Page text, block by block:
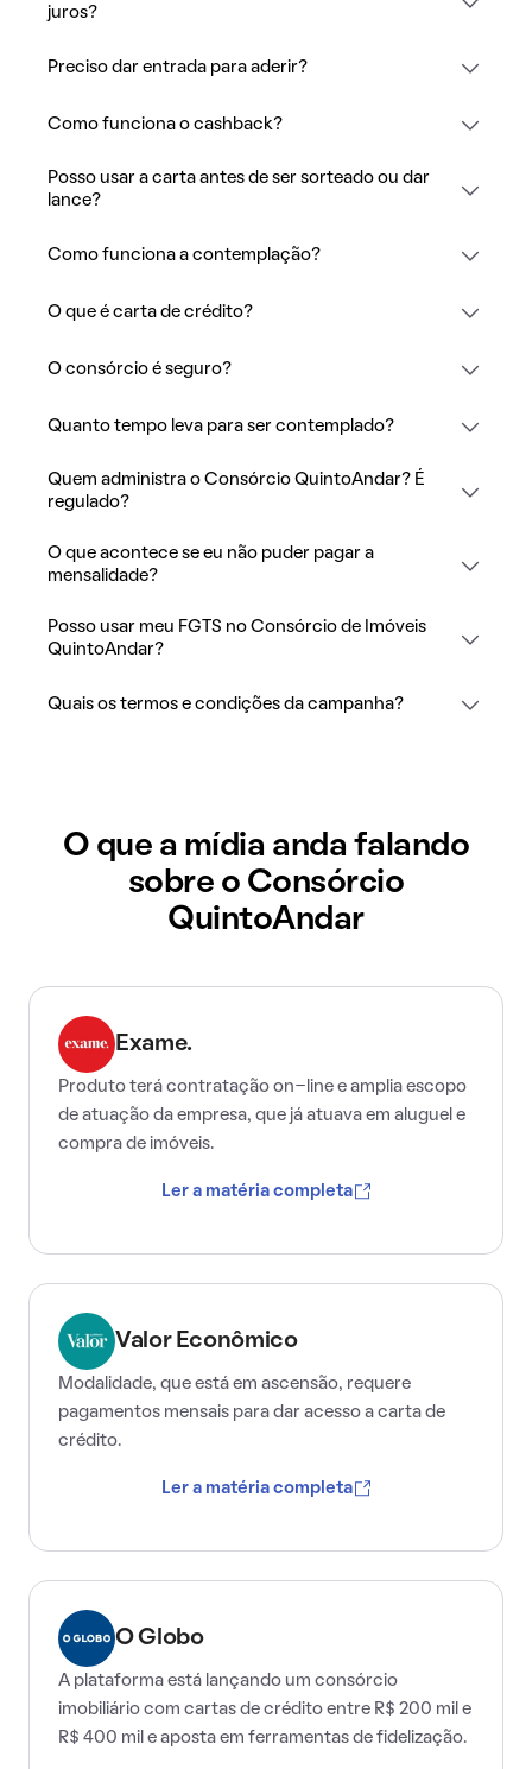
juros?
Preciso dar entrada para aderir?
Como funciona o cashback?
Posso usar a carta antes de ser sorteado ou dar
lance?
Como funciona a contemplação?
O que é carta de crédito?
O consórcio é seguro?
Quanto tempo leva para ser contemplado?
Quem administra o Consórcio QuintoAndar? É
regulado?
O que acontece se eu não puder pagar a
mensalidade?
Posso usar meu FGTS no Consórcio de Imóveis
QuintoAndar?
Quais os termos e condições da campanha?
O que a mídia anda falando
sobre o Consórcio
QuintoAndar
Exame.
Produto terá contratação on-line e amplia escopo
de atuação da empresa, que já atuava em aluguel e
compra de imóveis.
Ler a matéria completa
Valor Econômico
Modalidade, que está em ascensão, requere
pagamentos mensais para dar acesso a carta de
crédito.
Ler a matéria completa
O Globo
A plataforma está lançando um consórcio
imobiliário com cartas de crédito entre R$ 200 mil e
R$ 400 mil e aposta em ferramentas de fidelização.